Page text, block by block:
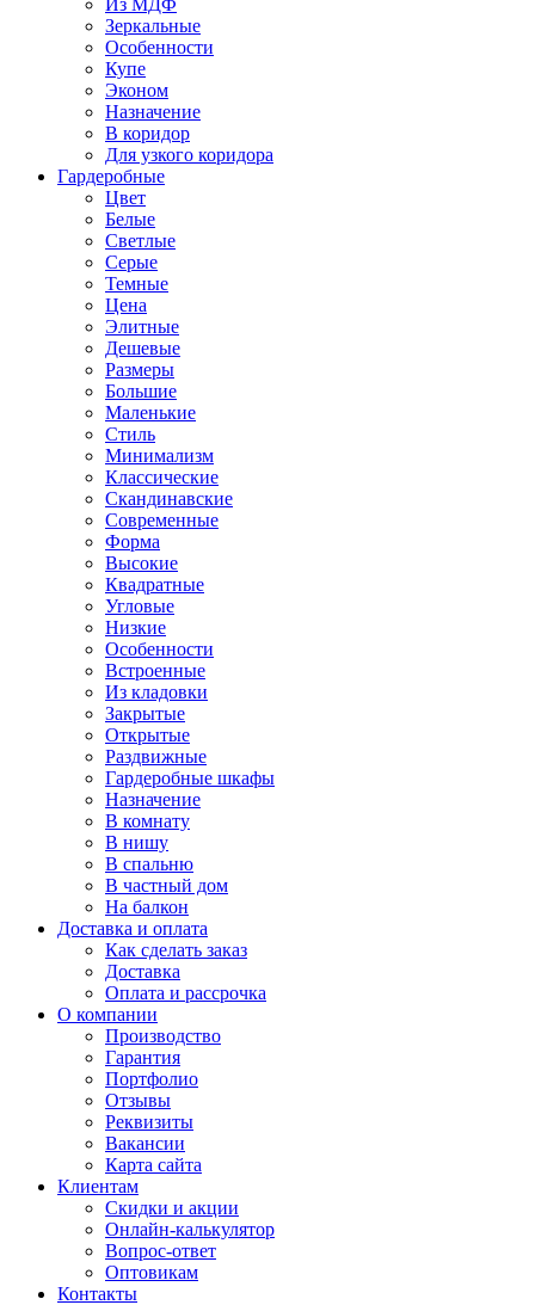
Из МДФ
Зеркальные
Особенности
Купе
Эконом
Назначение
В коридор
Для узкого коридора
Гардеробные
Цвет
Белые
Светлые
Серые
Темные
Цена
Элитные
Дешевые
Размеры
Большие
Маленькие
Стиль
Минимализм
Классические
Скандинавские
Современные
Форма
Высокие
Квадратные
Угловые
Низкие
Особенности
Встроенные
Из кладовки
Закрытые
Открытые
Раздвижные
Гардеробные шкафы
Назначение
В комнату
В нишу
В спальню
В частный дом
На балкон
Доставка и оплата
Как сделать заказ
Доставка
Оплата и рассрочка
О компании
Производство
Гарантия
Портфолио
Отзывы
Реквизиты
Вакансии
Карта сайта
Клиентам
Скидки и акции
Онлайн-калькулятор
Вопрос-ответ
Оптовикам
Контакты